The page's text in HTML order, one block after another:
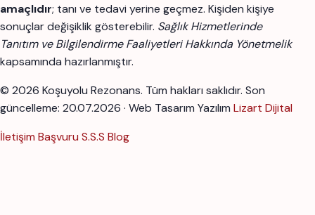
amaçlıdır; tanı ve tedavi yerine geçmez. Kişiden kişiye
sonuçlar değişiklik gösterebilir. Sağlık Hizmetlerinde
Tanıtım ve Bilgilendirme Faaliyetleri Hakkında Yönetmelik
kapsamında hazırlanmıştır.
© 2026 Koşuyolu Rezonans. Tüm hakları saklıdır. Son
güncelleme: 20.07.2026 · Web Tasarım Yazılım Lizart Dijital
İletişim Başvuru S.S.S Blog